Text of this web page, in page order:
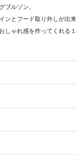
ブルゾン。
ンとフード取り外しが出
しゃれ感を作ってくれる